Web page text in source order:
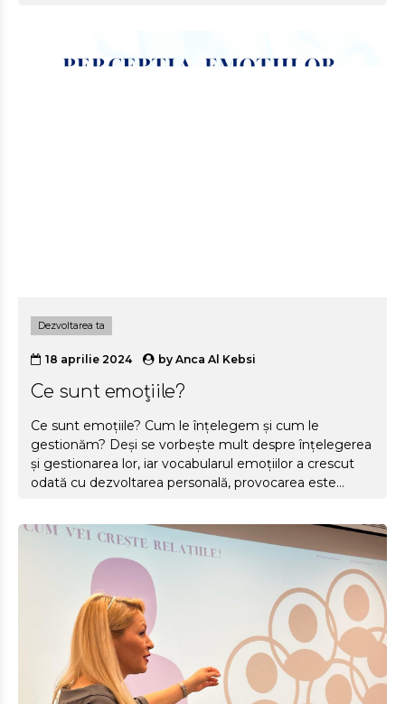
coaching-ul este exact ce vrei tu să fie, adică îți poate
Dezvoltarea ta
18 aprilie 2024 byAnca Al Kebsi
Ce sunt emoțiile?
Ce sunt emoțiile? Cum le înțelegem și cum le
gestionăm? Deși se vorbește mult despre înțelegerea
și gestionarea lor, iar vocabularul emoțiilor a crescut
odată cu dezvoltarea personală, provocarea este
putem descrie sursa, să știm exact cum se activează?
Toate direcțiile arată că nu am învățat cum să lucrăm
cu emoția. Încă nu știm exact ce sunt emoțiile și ce să
facem cu ele. Acest articol te ajută să înțelegi emoțiile
și să le gestionezi mai bine. De asemenea, are rolul de
a aduce câteva clarificări științifice importante din
sursele psihologice studiate...